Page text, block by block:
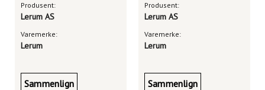
Produsent:
Lerum AS
Varemerke:
Lerum
Sammenlign
Produsent:
Lerum AS
Varemerke:
Lerum
Sammenlign